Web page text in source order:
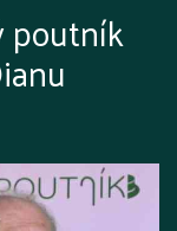
poutník